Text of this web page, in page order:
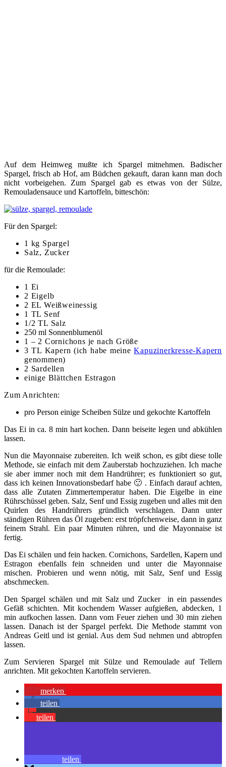
Auf dem Heimweg mußte ich Spargel mitnehmen. Badischer
Spargel, frisch ab Hof, am Büdchen gekauft, daran kann man doch
nicht vorbeigehen. Zum Spargel gab es etwas von der Sülze,
Remouladensauce und Kartoffeln, bitteschön:
Für den Spargel:
1 kg Spargel
Salz, Zucker
für die Remoulade:
1 Ei
2 Eigelb
2 EL Weißweinessig
1 TL Senf
1/2 TL Salz
250 ml Sonnenblumenöl
1 – 2 Cornichons je nach Größe
3 TL Kapern (ich habe meineKapuzinerkresse-Kapern
genommen)
2 Sardellen
einige Blättchen Estragon
Zum Anrichten:
pro Person einige Scheiben Sülze und gekochte Kartoffeln
Das Ei in ca. 8 min hart kochen. Dann beiseite legen und abkühlen
lassen.
Nun die Mayonnaise zubereiten. Ich weiß schon, es gibt diese tolle
Methode, sie einfach mit dem Zauberstab hochzuziehen. Ich mache
sie aber immer noch mit dem Handrührer; es funktioniert so gut,
dass ich keinen Innovationsbedarf habe 🙂 . Einfach darauf achten,
dass alle Zutaten Zimmertemperatur haben. Die Eigelbe in eine
Rührschüssel geben. Salz, Senf und Essig zugeben und alles mit den
Quirlen des Handrührers gründlich verschlagen. Dann unter
ständigen Rühren das Öl zugeben: erst tröpfchenweise, dann in ganz
feinem Strahl. Ein paar Minuten rühren, und die Mayonnaise ist
fertig.
Das Ei schälen und fein hacken. Cornichons, Sardellen, Kapern und
Estragon ebenfalls fein schneiden und unter die Mayonnaise
mischen. Probieren und wenn nötig, mit Salz, Senf und Essig
abschmecken.
Den Spargel schälen und mit Salz und Zucker in ein passendes
Gefäß schichten. Mit kochendem Wasser aufgießen, abdecken, 1
min aufkochen lassen. Dann vom Feuer ziehen und 30 min ziehen
lassen. Danach ist der Spargel perfekt. Die Methode stammt von
Andreas Geitl und ist genial. Aus dem Sud nehmen und abtropfen
lassen.
Zum Servieren Spargel mit Sülze und Remoulade auf Tellern
anrichten. Mit gekochten Kartoffeln servieren.
merken
teilen
teilen
teilen